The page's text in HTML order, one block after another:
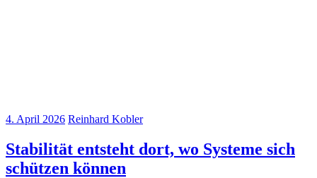
4. April 2026 Reinhard Kobler
Stabilität entsteht dort, wo Systeme sich
schützen können